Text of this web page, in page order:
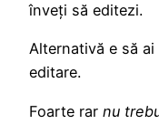
înveți să editezi.
Alternativă e să
editare.
Foarte rar nu